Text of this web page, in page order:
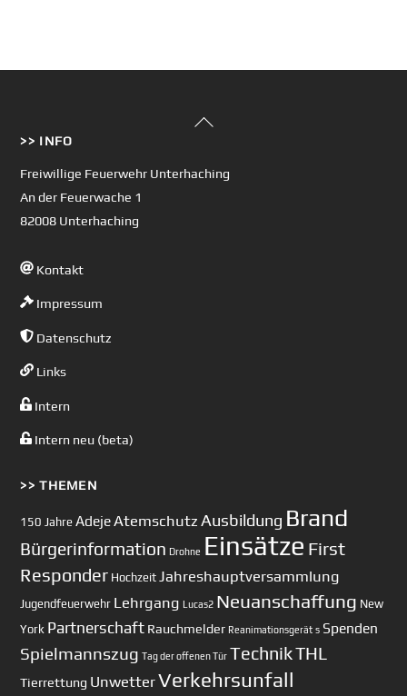
Back
>> INFO
Freiwillige Feuerwehr Unterhaching
An der Feuerwache 1
82008 Unterhaching
Kontakt
Impressum
Datenschutz
Links
Intern
Intern neu (beta)
>> THEMEN
150 Jahre AdejeAtemschutz Ausbildung Brand
Bürgerinformation Drohne Einsätze First
Responder Hochzeit Jahreshauptversammlung
Jugendfeuerwehr Lehrgang Lucas2 Neuanschaffung New
York Partnerschaft Rauchmelder Reanimationsgerät s Spenden
Spielmannszug Tag der offenen Tür TechnikTHL
Tierrettung UnwetterVerkehrsunfall